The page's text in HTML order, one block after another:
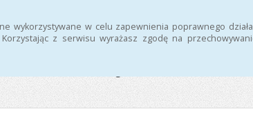
wykorzystywane w celu zapewnienia poprawnego
z serwisu wyrażasz zgodę na